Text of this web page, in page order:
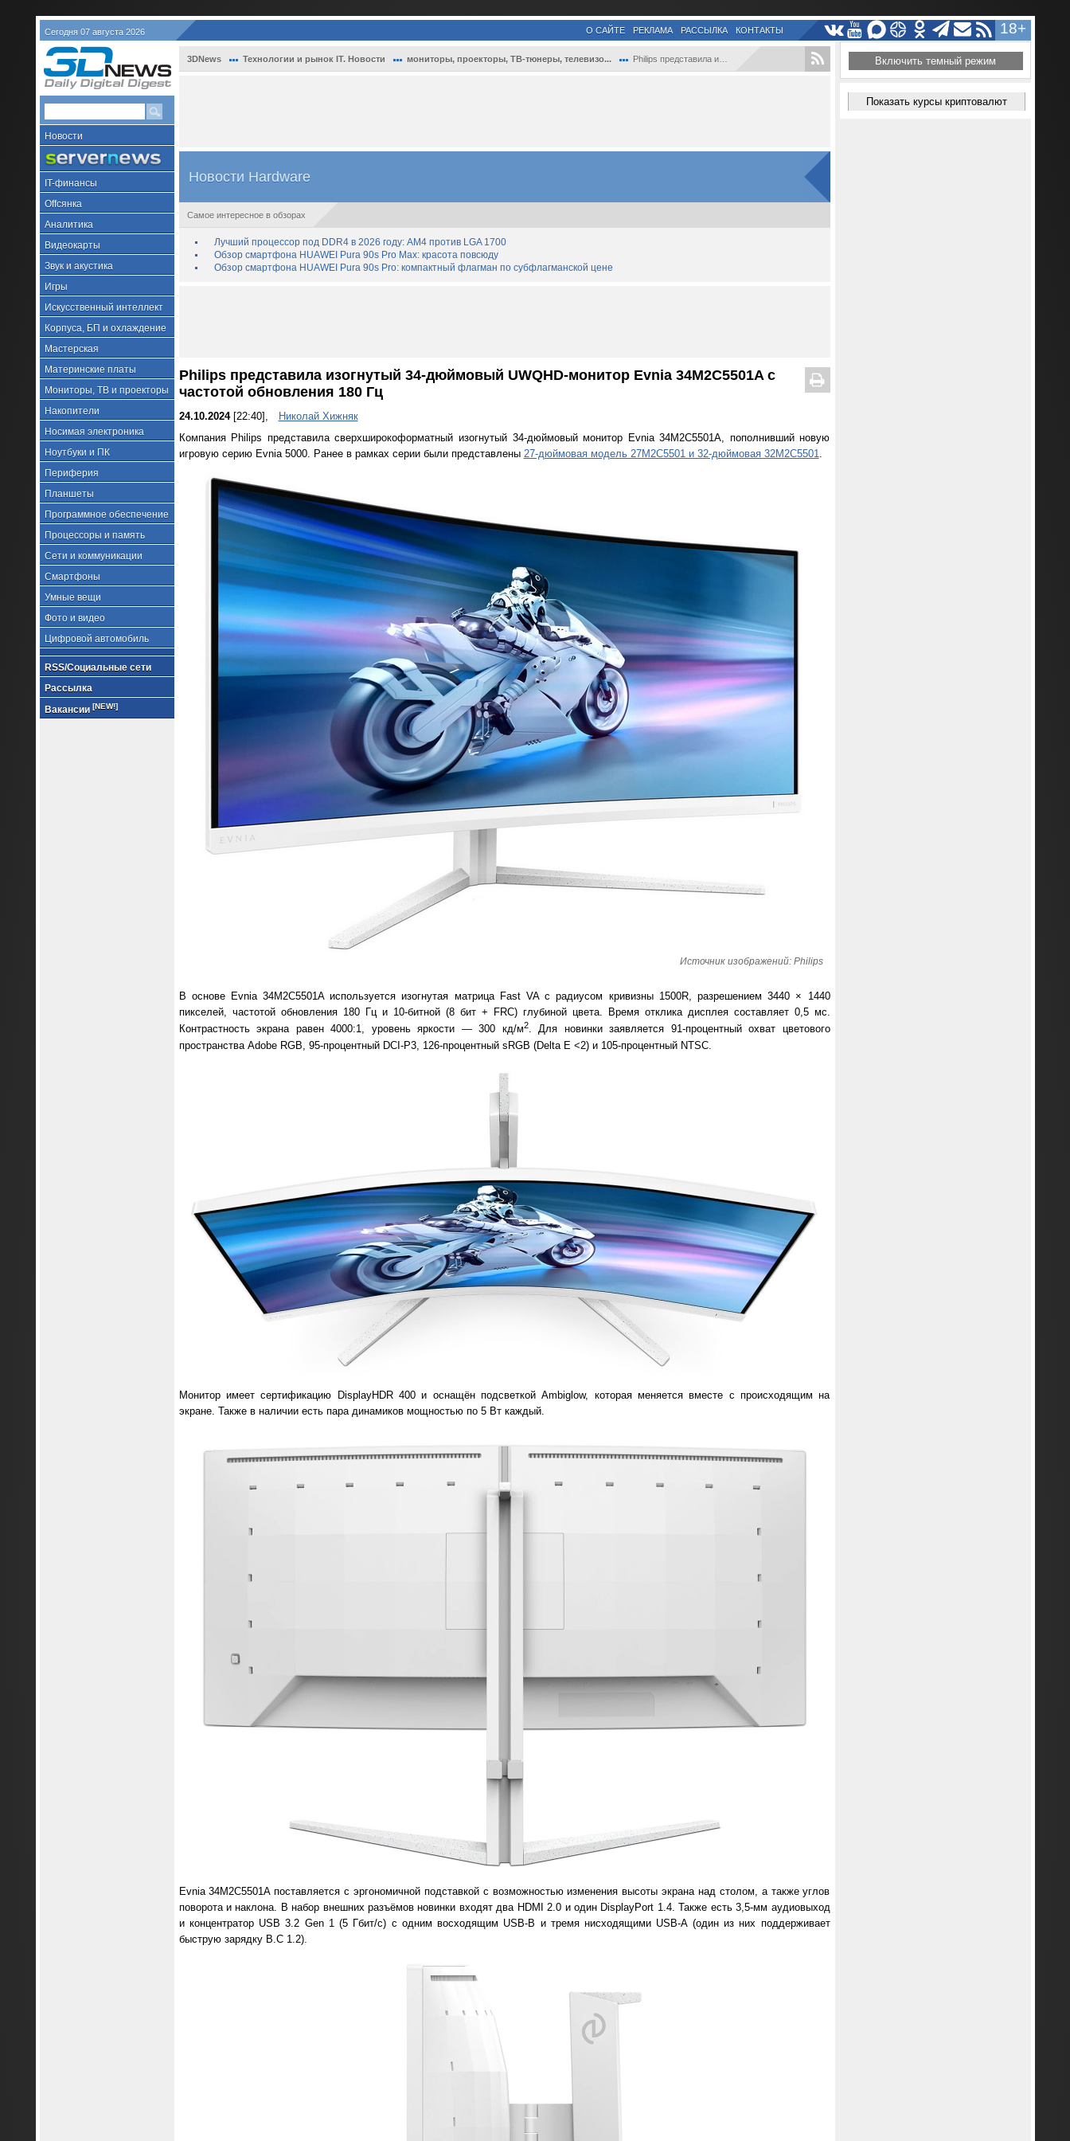
Сегодня 07 августа 2026 18+
О САЙТЕ РЕКЛАМА РАССЫЛКА КОНТАКТЫ
Новости
IT-финансы
Offсянка
Аналитика
Видеокарты
Звук и акустика
Игры
Искусственный интеллект
Корпуса, БП и охлаждение
Мастерская
Материнские платы
Мониторы, ТВ и проекторы
Накопители
Носимая электроника
Ноутбуки и ПК
Периферия
Планшеты
Программное обеспечение
Процессоры и память
Сети и коммуникации
Смартфоны
Умные вещи
Фото и видео
Цифровой автомобиль
RSS/Социальные сети
Рассылка
Вакансии [NEW!]
3DNews Технологии и рынок IT. Новости мониторы, проекторы, ТВ-тюнеры, телевизо... Philips представила изогнутый 34-дюймовы...
Новости Hardware
Самое интересное в обзорах
Лучший процессор под DDR4 в 2026 году: AM4 против LGA 1700
Обзор смартфона HUAWEI Pura 90s Pro Max: красота повсюду
Обзор смартфона HUAWEI Pura 90s Pro: компактный флагман по субфлагманской цене
Philips представила изогнутый 34-дюймовый UWQHD-монитор Evnia 34M2C5501A с
частотой обновления 180 Гц
24.10.2024[22:40],
Николай Хижняк
Компания Philips представила сверхширокоформатный изогнутый 34-дюймовый монитор Evnia 34M2C5501A, пополнивший новую
игровую серию Evnia 5000. Ранее в рамках серии были представлены 27-дюймовая модель 27M2C5501 и 32-дюймовая 32M2C5501.
Источник изображений: Philips
В основе Evnia 34M2C5501A используется изогнутая матрица Fast VA с радиусом кривизны 1500R, разрешением 3440 × 1440
пикселей, частотой обновления 180 Гц и 10-битной (8 бит + FRC) глубиной цвета. Время отклика дисплея составляет 0,5 мс.
Контрастность экрана равен 4000:1, уровень яркости — 300 кд/м2. Для новинки заявляется 91-процентный охват цветового
пространства Adobe RGB, 95-процентный DCI-P3, 126-процентный sRGB (Delta E <2) и 105-процентный NTSC.
Монитор имеет сертификацию DisplayHDR 400 и оснащён подсветкой Ambiglow, которая меняется вместе с происходящим на
экране. Также в наличии есть пара динамиков мощностью по 5 Вт каждый.
Evnia 34M2C5501A поставляется с эргономичной подставкой с возможностью изменения высоты экрана над столом, а также углов
поворота и наклона. В набор внешних разъёмов новинки входят два HDMI 2.0 и один DisplayPort 1.4. Также есть 3,5-мм аудиовыход
и концентратор USB 3.2 Gen 1 (5 Гбит/c) с одним восходящим USB-B и тремя нисходящими USB-A (один из них поддерживает
быструю зарядку B.C 1.2).
Включить темный режим
Показать курсы криптовалют